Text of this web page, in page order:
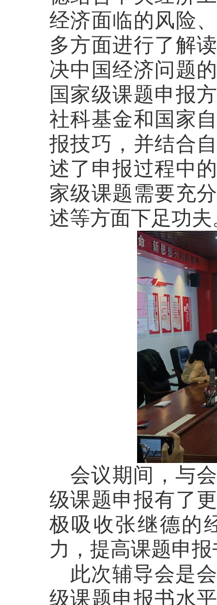
经济面临的风险
多方面进行了解
决中国经济问题
国家级课题申报
社科基金和国家
报技巧，并结合
述了申报过程中
家级课题需要充
述等方面下足功夫
会议期间，与
级课题申报有了
极吸收张继德的
力，提高课题申
此次辅导会是
级课题申报书水